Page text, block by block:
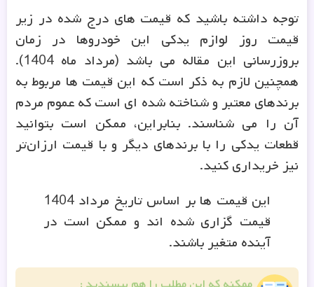
توجه داشته باشید که قیمت های درج شده در زیر
قیمت روز لوازم یدکی این خودروها در زمان
بروزرسانی این مقاله می باشد (مرداد ماه 1404).
همچنین لازم به ذکر است که این قیمت ها مربوط به
برندهای معتبر و شناخته شده ای است که عموم مردم
آن را می شناسند. بنابراین، ممکن است بتوانید
قطعات یدکی را با برندهای دیگر و با قیمت ارزان‌تر
نیز خریداری کنید.
این قیمت ها بر اساس تاریخ مرداد 1404
قیمت گزاری شده اند و ممکن است در
آینده متغیر باشند.
ممکنه که این مطلب را هم بپسندید :